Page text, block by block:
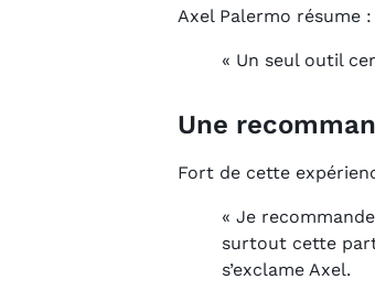
Axel Palermo résume :
« Un seul outil
Une
Fort de cette
« Je
surtout cette
s’exclame Axel.